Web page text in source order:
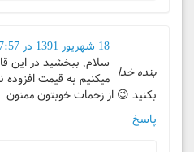
بنده خدا
18 شهریور 1391 در 7:57 ب.ظ
سلام, ببخشید در این
میکنیم به قیمت
بکنید 😉 از زحمات خوبتون ممنون
پاسخ